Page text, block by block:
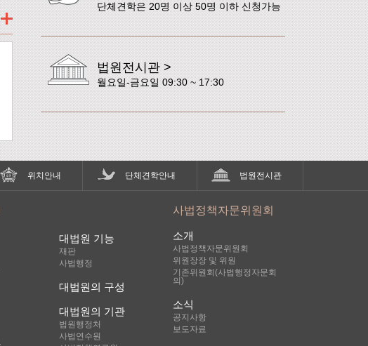
단체견학은 20명 이상 50명 이하 신청가능
법원전시관 >
월요일-금요일 09:30 ~ 17:30
위치안내 단체견학안내 법원전시관
대법원 기능
재판
사법행정
대법원의 구성
대법원의 기관
법원행정처
사법연수원
사법정책자문위원회
소개
사법정책자문위원회
위원장장 및 위원
기존위원회(사법행정자문회
의)
소식
공지사항
보도자료